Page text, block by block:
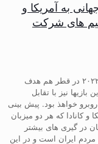
به آمریکا و
تیم های شرکت
گودرز اقتداری: تیم ملی همانگونه که در جام جهانی ۲۰۲۲ در قطر هم هدف
نیز با تقابل
خواهذ بود. پیش بینی
و کانادا که هر دو میزبان
در گیری های بیشتر
مردم ایران است و در این